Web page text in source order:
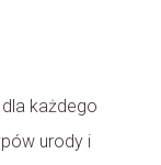
każdego
urody i